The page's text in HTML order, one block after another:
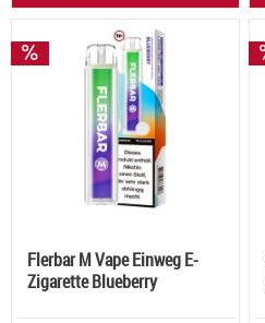
Flerbar M Vape Einweg E-
Zigarette Blueberry